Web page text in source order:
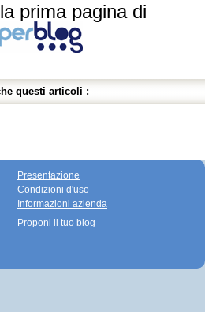
prima pagina di
questi articoli :
Presentazione
Condizioni d'uso
Informazioni azienda
Proponi il tuo blog